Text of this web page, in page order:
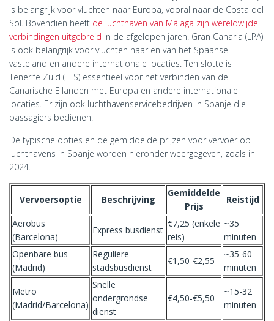
is belangrijk voor vluchten naar Europa, vooral naar de Costa del
Sol. Bovendien heeft de luchthaven van Málaga zijn wereldwijde
verbindingen uitgebreid in de afgelopen jaren. Gran Canaria (LPA)
is ook belangrijk voor vluchten naar en van het Spaanse
vasteland en andere internationale locaties. Ten slotte is
Tenerife Zuid (TFS) essentieel voor het verbinden van de
Canarische Eilanden met Europa en andere internationale
locaties. Er zijn ook luchthavenservicebedrijven in Spanje die
passagiers bedienen.
De typische opties en de gemiddelde prijzen voor vervoer op
luchthavens in Spanje worden hieronder weergegeven, zoals in
2024.
Vervoersoptie Beschrijving
Gemiddelde
Prijs
Reistijd
Aerobus
(Barcelona)
Express busdienst
€7,25 (enkele
reis)
~35
minuten
Openbare bus
(Madrid)
Reguliere
stadsbusdienst
€1,50-€2,55
~35-60
minuten
Metro
(Madrid/Barcelona)
Snelle
ondergrondse
dienst
€4,50-€5,50
~15-32
minuten